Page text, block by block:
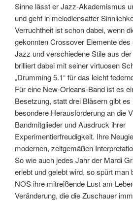
Sinne lässt er Jazz-Akademismus
und geht in melodiensatter
Verruchtheit ist schon dabei, wenn
gekonnten Crossover Elemente
Jazz und verschiedene Stile aus
brilliert dabei mit seiner virtuosen
„Drumming 5.1“ für das leicht
Für eine New-Orleans-Band ist es
Besetzung, statt drei Bläsern gibt
besondere Herausforderung an die
Bandmitglieder und Ausdruck ihrer
Experimentierfreudigkeit. Ihre
modernen, zeitgemäßen
So wie auch jedes Jahr der Mardi
erlebt und gelebt wird, so spürt man
NOS ihre mitreißende Lust am
Veränderung, die die Zuschauer